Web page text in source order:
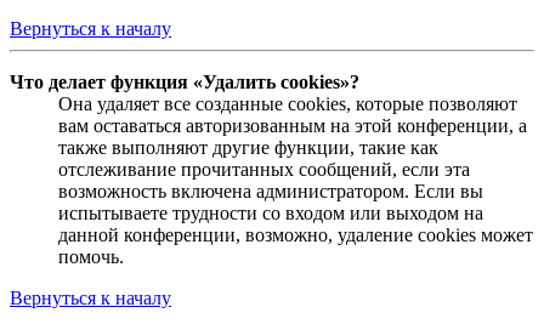
Вернуться к началу
Что делает функция «Удалить cookies»?
Она удаляет все созданные cookies, которые позволяют
вам оставаться авторизованным на этой конференции, а
также выполняют другие функции, такие как
отслеживание прочитанных сообщений, если эта
возможность включена администратором. Если вы
испытываете трудности со входом или выходом на
данной конференции, возможно, удаление cookies может
помочь.
Вернуться к началу